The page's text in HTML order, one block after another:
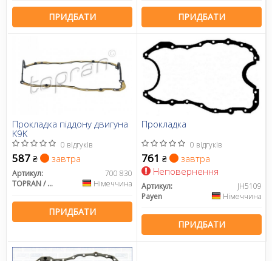
ПРИДБАТИ ПРИДБАТИ
Прокладка піддону двигуна
K9K
0 відгуків
587 ₴ завтра
Артикул:
700 830
TOPRAN / HANS PRIES
Німеччина
ПРИДБАТИ
Прокладка
0 відгуків
761 ₴
завтра
Неповернення
Артикул:
JH5109
Payen
Німеччина
ПРИДБАТИ